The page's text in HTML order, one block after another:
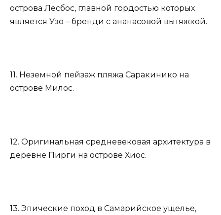
острова Лесбос, главной гордостью которых
является Узо – бренди с ананасовой вытяжкой.
11. Неземной пейзаж пляжа Саракинико на
острове Милос.
12. Оригинальная средневековая архитектура в
деревне Пирги на острове Хиос.
13. Эпические поход в Самарийское ущелье,